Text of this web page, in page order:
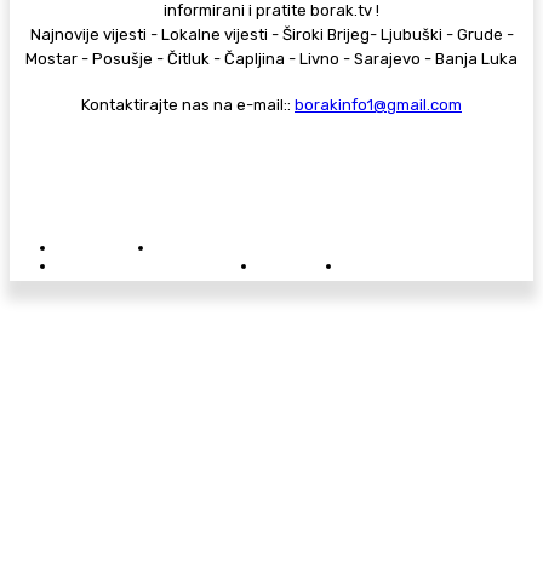
informirani i pratite borak.tv !
Najnovije vijesti - Lokalne vijesti - Široki Brijeg- Ljubuški - Grude -
Mostar - Posušje - Čitluk - Čapljina - Livno - Sarajevo - Banja Luka
Kontaktirajte nas na e-mail:: borakinfo1@gmail.com